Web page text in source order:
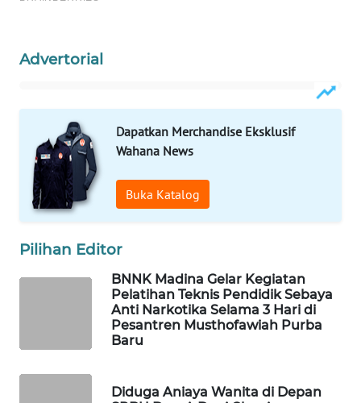
Advertorial
Dapatkan Merchandise Eksklusif
Wahana News
Buka Katalog
Pilihan Editor
BNNK Madina Gelar Kegiatan
Pelatihan Teknis Pendidik Sebaya
Anti Narkotika Selama 3 Hari di
Pesantren Musthofawiah Purba
Baru
Diduga Aniaya Wanita di Depan
ID
MARTABAT
NET
PLN
WATCH
LKKI